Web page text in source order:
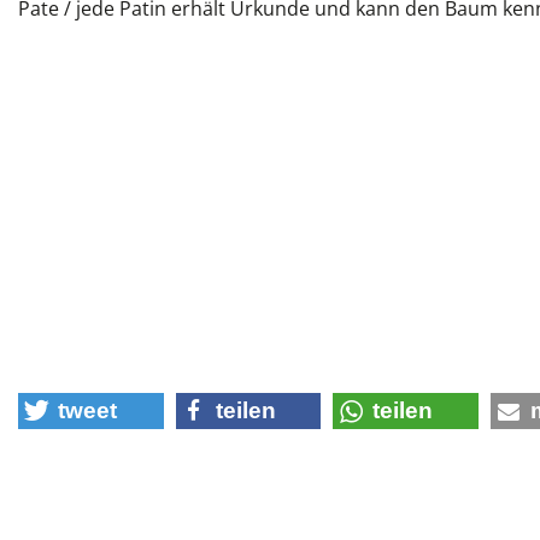
Pate / jede Patin erhält Urkunde und kann den Baum
tweet teilen teilen